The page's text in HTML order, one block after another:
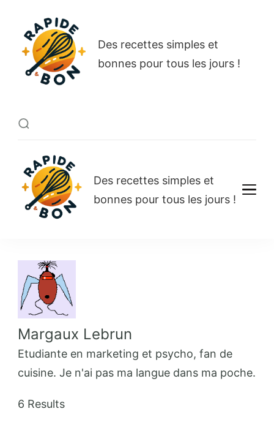
Rapide et bon
Des recettes simples et
bonnes pour tous les jours !
Rapide et bon
Des recettes simples et
bonnes pour tous les jours !
Margaux Lebrun
Etudiante en marketing et psycho, fan de
cuisine. Je n'ai pas ma langue dans ma poche.
6 Results